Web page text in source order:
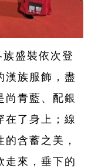
盛裝依次登
漢族服飾，盡
尚青藍、配銀
在了身上；線
含蓄之美，
走來，垂下的